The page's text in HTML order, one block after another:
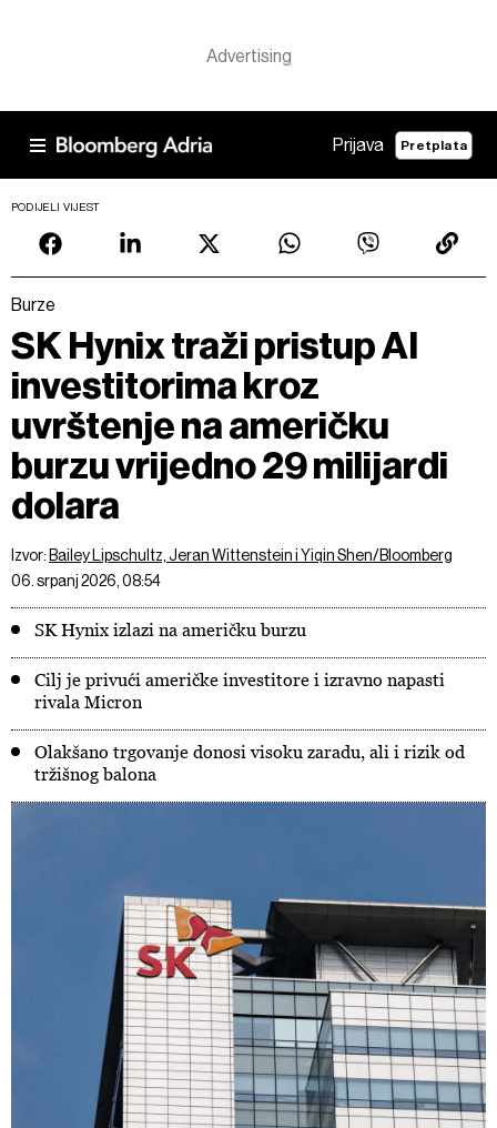
Prijava Pretplata
PODIJELI VIJEST
Burze
SK Hynix traži pristup AI
investitorima kroz
uvrštenje na američku
burzu vrijedno 29 milijardi
dolara
Izvor: Bailey Lipschultz, Jeran Wittenstein i Yiqin Shen/Bloomberg
06. srpanj 2026, 08:54
SK Hynix izlazi na američku burzu
Cilj je privući američke investitore i izravno napasti
rivala Micron
Olakšano trgovanje donosi visoku zaradu, ali i rizik od
tržišnog balona